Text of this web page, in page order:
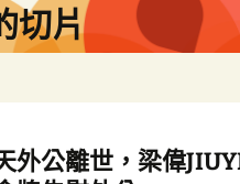
切片
外公離世，梁偉